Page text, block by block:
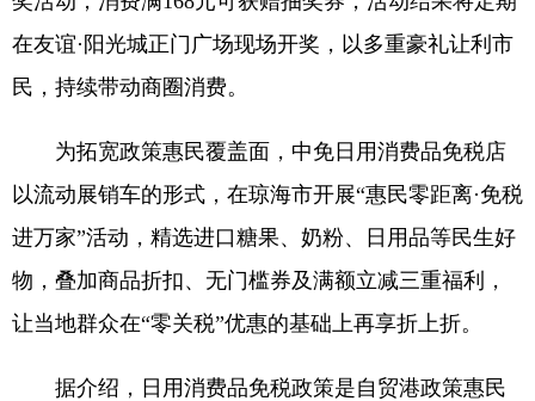
在友谊·阳光城正门广场现场开奖，以多重豪礼让利市
民，持续带动商圈消费。
为拓宽政策惠民覆盖面，中免日用消费品免税店
以流动展销车的形式，在琼海市开展“惠民零距离·免税
进万家”活动，精选进口糖果、奶粉、日用品等民生好
物，叠加商品折扣、无门槛券及满额立减三重福利，
让当地群众在“零关税”优惠的基础上再享折上折。
据介绍，日用消费品免税政策是自贸港政策惠民